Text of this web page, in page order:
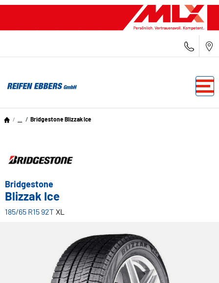
Bridgestone Blizzak Ice
Bridgestone
Blizzak Ice
185/65 R15 92T XL